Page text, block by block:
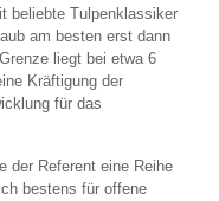
beliebte Tulpenklassiker
am besten erst dann
liegt bei etwa 6
Kräftigung der
für das
der Referent eine Reihe
bestens für offene